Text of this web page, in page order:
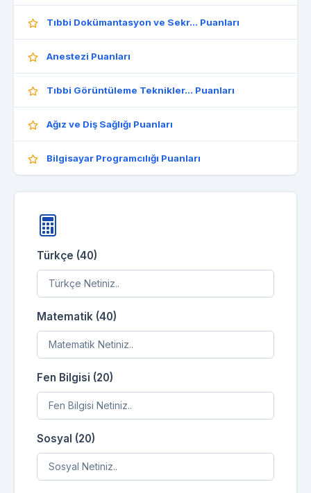
Tıbbi Dokümantasyon ve Sekr... Puanları
Anestezi Puanları
Tıbbi Görüntüleme Teknikler... Puanları
Ağız ve Diş Sağlığı Puanları
Bilgisayar Programcılığı Puanları
Türkçe (40)
Matematik (40)
Fen Bilgisi (20)
Sosyal (20)